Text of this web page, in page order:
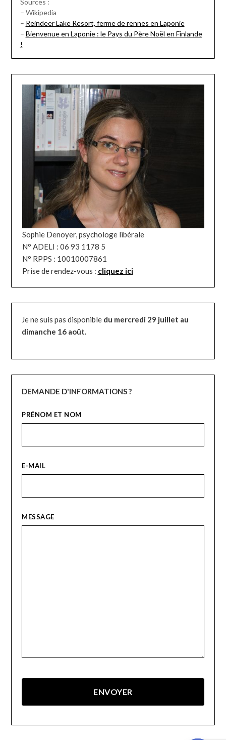
Sources :
– Wikipedia
– Reindeer Lake Resort, ferme de rennes en Laponie
– Bienvenue en Laponie : le Pays du Père Noël en Finlande
!
Sophie Denoyer, psychologe libérale
N° ADELI : 06 93 1178 5
N° RPPS : 10010007861
Prise de rendez-vous : cliquez ici
Je ne suis pas disponible du mercredi 29 juillet au
dimanche 16 août.
DEMANDE D'INFORMATIONS ?
PRÉNOM ET NOM
E-MAIL
MESSAGE